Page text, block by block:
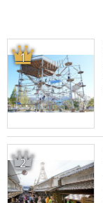
1
2